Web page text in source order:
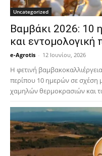
Uncategorized
Βαμβάκι 2026: 10
και εντομολογική
e-Agrotis - 12 Ιουνίου, 2026
Η φετινή
περίπου 10 ημερών σε σχέση
χαμηλών θερμοκρασιών και